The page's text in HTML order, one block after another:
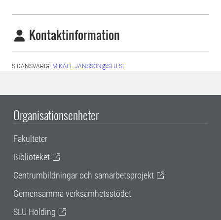
Kontaktinformation
SIDANSVARIG: MIKAEL.JANSSON@SLU.SE
Organisationsenheter
Fakulteter
Biblioteket
Centrumbildningar och samarbetsprojekt
Gemensamma verksamhetsstödet
SLU Holding